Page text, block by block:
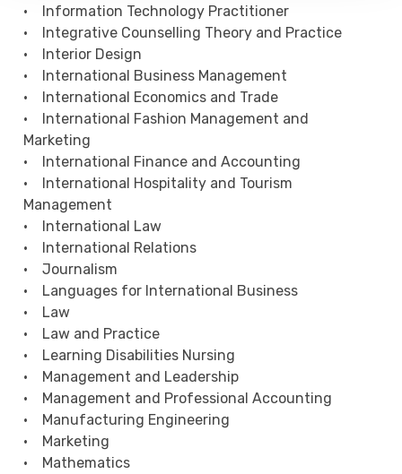
• Information Technology Practitioner
• Integrative Counselling Theory and Practice
• Interior Design
• International Business Management
• International Economics and Trade
• International Fashion Management and
Marketing
• International Finance and Accounting
• International Hospitality and Tourism
Management
• International Law
• International Relations
• Journalism
• Languages for International Business
• Law
• Law and Practice
• Learning Disabilities Nursing
• Management and Leadership
• Management and Professional Accounting
• Manufacturing Engineering
• Marketing
• Mathematics